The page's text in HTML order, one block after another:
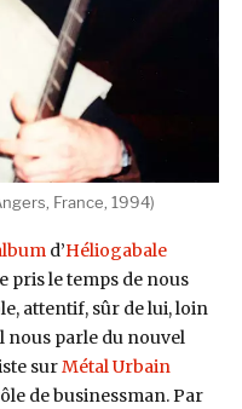
France, 1994)
d’Héliogabale
pris le temps de nous
attentif, sûr de lui, loin
nous parle du nouvel
surMétal Urbain
de businessman. Par